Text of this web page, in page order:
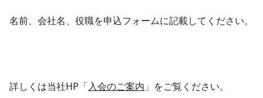
名前、会社名、役職を申込フォームに記載してください。
詳しくは当社HP「入会のご案内 」をご覧ください。